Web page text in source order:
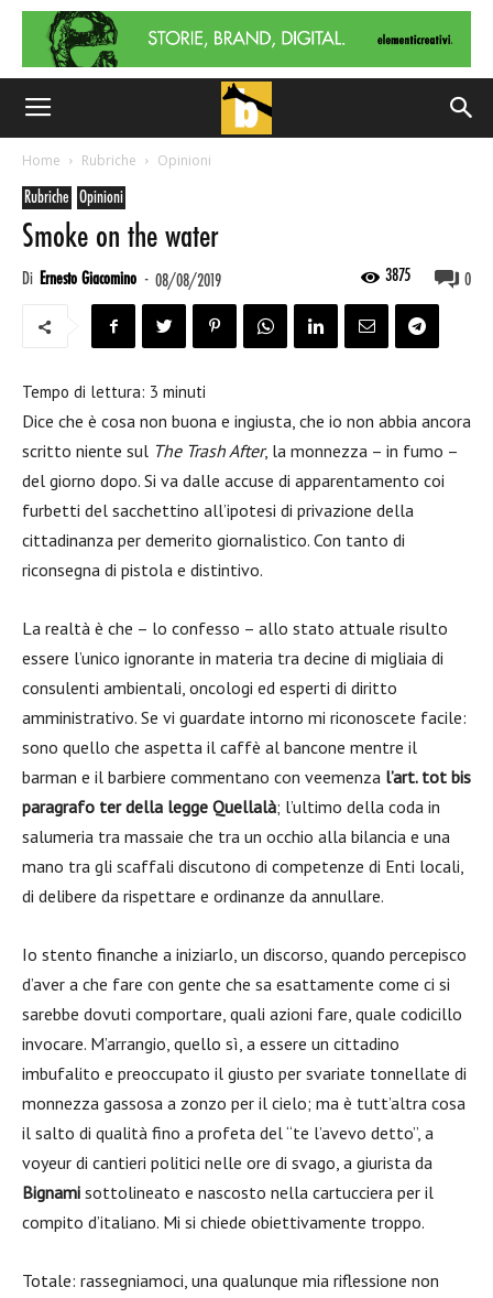
Home Rubriche
Opinioni
Rubriche Opinioni
Smoke on the water
Di Ernesto Giacomino - 08/08/2019 0
3875
Tempo di lettura: 3 minuti
Dice che è cosa non buona e ingiusta, che io non abbia ancora
scritto niente sul The Trash After, la monnezza – in fumo –
del giorno dopo. Si va dalle accuse di apparentamento coi
furbetti del sacchettino all’ipotesi di privazione della
cittadinanza per demerito giornalistico. Con tanto di
riconsegna di pistola e distintivo.
La realtà è che – lo confesso – allo stato attuale risulto
essere l’unico ignorante in materia tra decine di migliaia di
consulenti ambientali, oncologi ed esperti di diritto
amministrativo. Se vi guardate intorno mi riconoscete facile:
sono quello che aspetta il caffè al bancone mentre il
barman e il barbiere commentano con veemenza l’art. tot bis
paragrafo ter della legge Quellalà; l’ultimo della coda in
salumeria tra massaie che tra un occhio alla bilancia e una
mano tra gli scaffali discutono di competenze di Enti locali,
di delibere da rispettare e ordinanze da annullare.
Io stento finanche a iniziarlo, un discorso, quando percepisco
d’aver a che fare con gente che sa esattamente come ci si
sarebbe dovuti comportare, quali azioni fare, quale codicillo
invocare. M’arrangio, quello sì, a essere un cittadino
imbufalito e preoccupato il giusto per svariate tonnellate di
monnezza gassosa a zonzo per il cielo; ma è tutt’altra cosa
il salto di qualità fino a profeta del “te l’avevo detto”, a
voyeur di cantieri politici nelle ore di svago, a giurista da
Bignami sottolineato e nascosto nella cartucciera per il
compito d’italiano. Mi si chiede obiettivamente troppo.
Totale: rassegniamoci, una qualunque mia riflessione non